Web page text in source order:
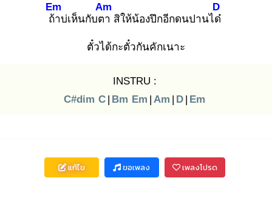
ถ้า
Em
บ่เห็นกับตา
Am
สิให้น้องปึกอีกดนปานได๋
D
ตั๋วได้กะตั๋วกันคักเนาะ
INSTRU :
C#dim C | Bm Em | Am | D | Em
แก้ไข ขอเพลง เพลงโปรด